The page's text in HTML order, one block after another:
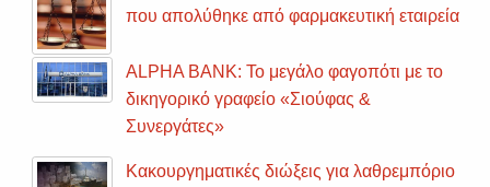
που απολύθηκε από φαρμακευτική εταιρεία
ALPHA BANK: Το μεγάλο φαγοπότι με το
δικηγορικό γραφείο «Σιούφας &
Συνεργάτες»
Κακουργηματικές διώξεις για λαθρεμπόριο